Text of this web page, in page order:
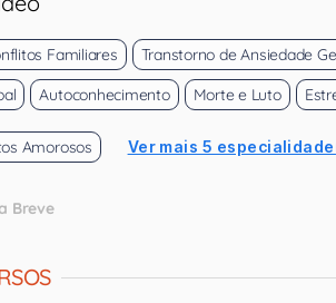
Familiares
Transtorno de Ansiedade
Autoconhecimento Morte e Luto
Amorosos Ver mais 5
Breve